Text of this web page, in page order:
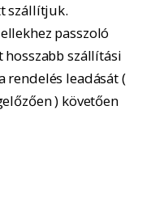
szállítjuk.
passzoló
szállítási
rendelés leadását (
) követően